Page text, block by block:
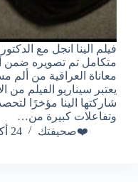
فيلم الينا انجل مع
متكامل تم تصويره ضمن
معاناة العراقية من
يعتبر سيناريو الفيلم من
شاركتها الينا مؤخرًا
وتفاعلات كبيرة من…
❤️صحيفتك
24 أكتوبر، 2025